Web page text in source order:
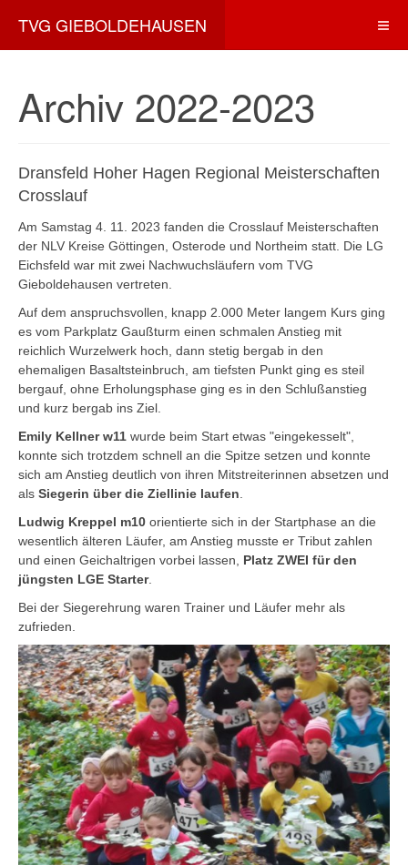
TVG GIEBOLDEHAUSEN
Archiv 2022-2023
Dransfeld Hoher Hagen Regional Meisterschaften
Crosslauf
Am Samstag 4. 11. 2023 fanden die Crosslauf Meisterschaften
der NLV Kreise Göttingen, Osterode und Northeim statt. Die LG
Eichsfeld war mit zwei Nachwuchsläufern vom TVG
Gieboldehausen vertreten.
Auf dem anspruchsvollen, knapp 2.000 Meter langem Kurs ging
es vom Parkplatz Gaußturm einen schmalen Anstieg mit
reichlich Wurzelwerk hoch, dann stetig bergab in den
ehemaligen Basaltsteinbruch, am tiefsten Punkt ging es steil
bergauf, ohne Erholungsphase ging es in den Schlußanstieg
und kurz bergab ins Ziel.
Emily Kellner w11 wurde beim Start etwas "eingekesselt",
konnte sich trotzdem schnell an die Spitze setzen und konnte
sich am Anstieg deutlich von ihren Mitstreiterinnen absetzen und
als Siegerin über die Ziellinie laufen
Ludwig Kreppel m10 orientierte sich in der Startphase an die
wesentlich älteren Läufer, am Anstieg musste er Tribut zahlen
und einen Geichaltrigen vorbei lassen, Platz ZWEI für den
jüngsten LGE Starter.
Bei der Siegerehrung waren Trainer und Läufer mehr als
zufrieden.